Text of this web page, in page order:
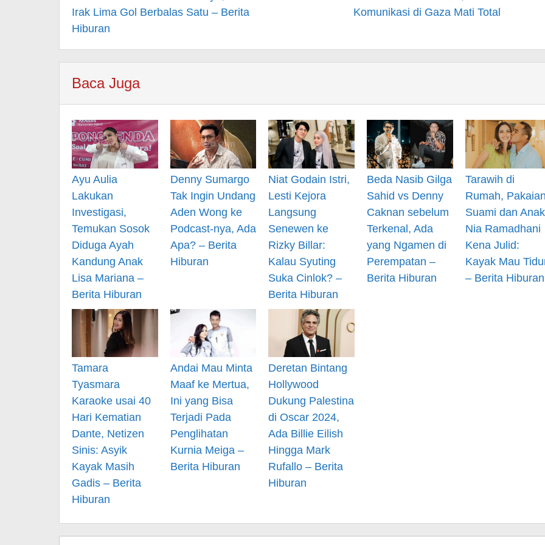
Irak Lima Gol Berbalas Satu – Berita
Hiburan
Komunikasi di Gaza Mati Total
Baca Juga
Ayu Aulia
Lakukan
Investigasi,
Temukan Sosok
Diduga Ayah
Kandung Anak
Lisa Mariana –
Berita Hiburan
Denny Sumargo
Tak Ingin Undang
Aden Wong ke
Podcast-nya, Ada
Apa? – Berita
Hiburan
Niat Godain Istri,
Lesti Kejora
Langsung
Senewen ke
Rizky Billar:
Kalau Syuting
Suka Cinlok? –
Berita Hiburan
Beda Nasib Gilga
Sahid vs Denny
Caknan sebelum
Terkenal, Ada
yang Ngamen di
Perempatan –
Berita Hiburan
Tarawih di
Rumah,
Suami dan Anak
Nia Ramadhani
Kena Julid:
Kayak Mau
– Berita Hiburan
Tamara
Tyasmara
Karaoke usai 40
Hari Kematian
Dante, Netizen
Sinis: Asyik
Kayak Masih
Gadis – Berita
Hiburan
Andai Mau Minta
Maaf ke Mertua,
Ini yang Bisa
Terjadi Pada
Penglihatan
Kurnia Meiga –
Berita Hiburan
Deretan Bintang
Hollywood
Dukung Palestina
di Oscar 2024,
Ada Billie Eilish
Hingga Mark
Rufallo – Berita
Hiburan